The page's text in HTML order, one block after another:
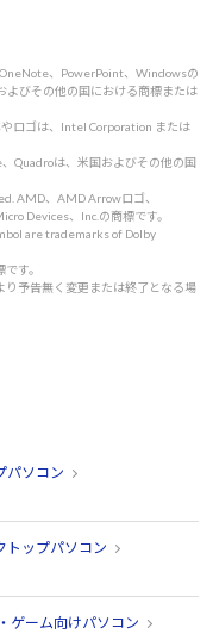
、PowerPoint、Windowsの
びその他の国における商標または
ロゴは、Intel Corporation または
Quadroは、米国およびその他の国
AMD、AMD Arrowロゴ、
Devices、Inc.の商標です。
are trademarks of Dolby
す。
り予告無く変更または終了となる場
パソコン
トップパソコン
ゲーム向けパソコン